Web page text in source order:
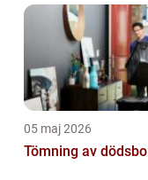
05 maj 2026
Tömning av dödsbo